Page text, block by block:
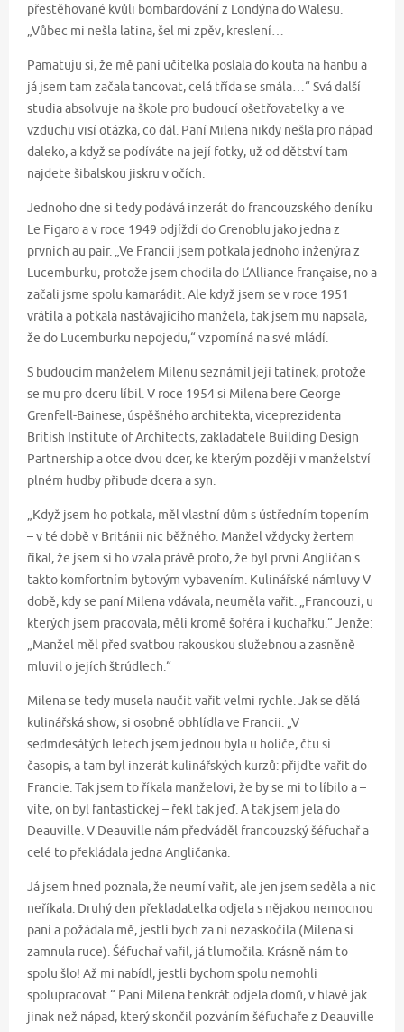
přestěhované kvůli bombardování z Londýna do Walesu.
„Vůbec mi nešla latina, šel mi zpěv, kreslení…
Pamatuju si, že mě paní učitelka poslala do kouta na hanbu a
já jsem tam začala tancovat, celá třída se smála…“ Svá další
studia absolvuje na škole pro budoucí ošetřovatelky a ve
vzduchu visí otázka, co dál. Paní Milena nikdy nešla pro nápad
daleko, a když se podíváte na její fotky, už od dětství tam
najdete šibalskou jiskru v očích.
Jednoho dne si tedy podává inzerát do francouzského deníku
Le Figaro a v roce 1949 odjíždí do Grenoblu jako jedna z
prvních au pair. „Ve Francii jsem potkala jednoho inženýra z
Lucemburku, protože jsem chodila do L‘Alliance française, no a
začali jsme spolu kamarádit. Ale když jsem se v roce 1951
vrátila a potkala nastávajícího manžela, tak jsem mu napsala,
že do Lucemburku nepojedu,“ vzpomíná na své mládí.
S budoucím manželem Milenu seznámil její tatínek, protože
se mu pro dceru líbil. V roce 1954 si Milena bere George
Grenfell-Bainese, úspěšného architekta, viceprezidenta
British Institute of Architects, zakladatele Building Design
Partnership a otce dvou dcer, ke kterým později v manželství
plném hudby přibude dcera a syn.
„Když jsem ho potkala, měl vlastní dům s ústředním topením
– v té době v Británii nic běžného. Manžel vždycky žertem
říkal, že jsem si ho vzala právě proto, že byl první Angličan s
takto komfortním bytovým vybavením. Kulinářské námluvy V
době, kdy se paní Milena vdávala, neuměla vařit. „Francouzi, u
kterých jsem pracovala, měli kromě šoféra i kuchařku.“ Jenže:
„Manžel měl před svatbou rakouskou služebnou a zasněně
mluvil o jejích štrúdlech.“
Milena se tedy musela naučit vařit velmi rychle. Jak se dělá
kulinářská show, si osobně obhlídla ve Francii. „V
sedmdesátých letech jsem jednou byla u holiče, čtu si
časopis, a tam byl inzerát kulinářských kurzů: přijďte vařit do
Francie. Tak jsem to říkala manželovi, že by se mi to líbilo a –
víte, on byl fantastickej – řekl tak jeď. A tak jsem jela do
Deauville. V Deauville nám předváděl francouzský šéfuchař a
celé to překládala jedna Angličanka.
Já jsem hned poznala, že neumí vařit, ale jen jsem seděla a nic
neříkala. Druhý den překladatelka odjela s nějakou nemocnou
paní a požádala mě, jestli bych za ni nezaskočila (Milena si
zamnula ruce). Šéfuchař vařil, já tlumočila. Krásně nám to
spolu šlo! Až mi nabídl, jestli bychom spolu nemohli
spolupracovat.“ Paní Milena tenkrát odjela domů, v hlavě jak
jinak než nápad, který skončil pozváním šéfuchaře z Deauville